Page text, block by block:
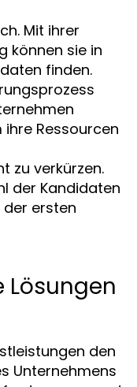
Mit ihrer
können sie in
finden.
Ressourcen
zu verkürzen.
der Kandidaten
der ersten
den
Unternehmens